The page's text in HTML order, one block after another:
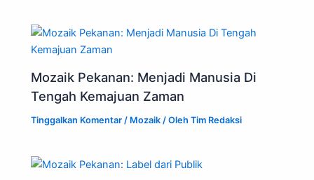
Mozaik Pekanan: Menjadi Manusia Di
Tengah Kemajuan Zaman
Tinggalkan Komentar / Mozaik / OlehTim Redaksi